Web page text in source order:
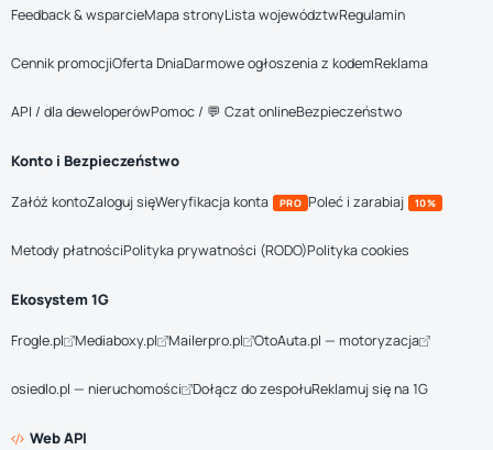
Feedback & wsparcieMapa stronyLista województwRegulamin
Cennik promocjiOferta DniaDarmowe ogłoszenia z kodemReklama
API / dla deweloperówPomoc / 💬 Czat onlineBezpieczeństwo
Konto i Bezpieczeństwo
Załóż kontoZaloguj sięWeryfikacja konta PRO Poleć i zarabiaj 10%
Metody płatnościPolityka prywatności (RODO)Polityka cookies
Ekosystem 1G
Frogle.pl Mediaboxy.pl Mailerpro.pl OtoAuta.pl — motoryzacja
osiedlo.pl — nieruchomości Dołącz do zespołuReklamuj się na 1G
Web API